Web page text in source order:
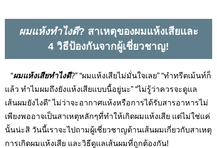
ผมแห้งทำไงดี? สาเหตุของผมแห้งเสียและ
4 วิธีป้องกันจากผู้เชี่ยวชาญ!
“ผมแห้งเสียทำไงดี?” “ผมแห้งเสียไม่มั่นใจเลย” “ทำทรีตเม้นท์ก็
แล้ว ทำไมผมถึงยังแห้งเสียแบบนี้อยู่นะ” “ไม่รู้ว่าควรจะดูแล
เส้นผมยังไงดี” ไม่ว่าจะอากาศแห้งหรือการได้รับสารอาหารไม่
เพียงพออาจเป็นสาเหตุหลักๆที่ทำให้เกิดผมแห้งเสีย แต่ไม่ใช่แค่
นั้นน่ะสิ วันนี้เราจะไปถามผู้เชี่ยวชาญด้านเส้นผมเกี่ยวกับสาเหตุ
การเกิดผมแห้งเสีย และวิธีดูแลเส้นผมที่ถูกต้องกัน!